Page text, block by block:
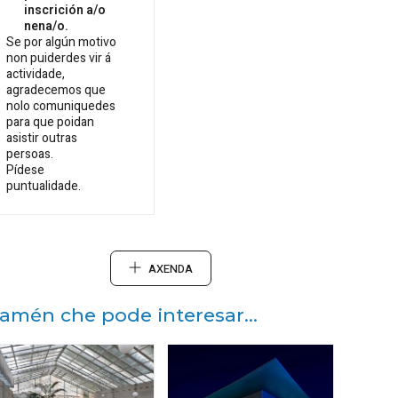
inscrición a/o
nena/o.
Se por algún motivo
non puiderdes vir á
actividade,
agradecemos que
nolo comuniquedes
para que poidan
asistir outras
persoas.
Pídese
puntualidade.
AXENDA
che pode interesar...